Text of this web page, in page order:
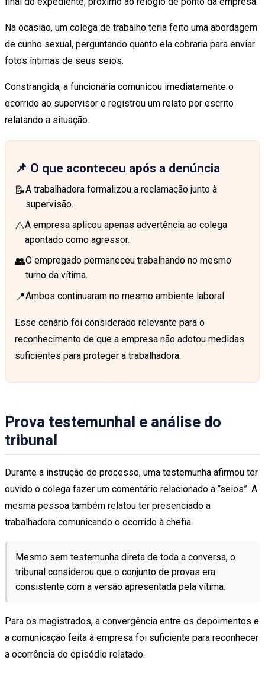
Na ocasião, um colega de trabalho teria feito uma abordagem
de cunho sexual, perguntando quanto ela cobraria para enviar
fotos íntimas de seus seios.
Constrangida, a funcionária comunicou imediatamente o
ocorrido ao supervisor e registrou um relato por escrito
relatando a situação.
📌 O que aconteceu após a denúncia
📝A trabalhadora formalizou a reclamação junto à
supervisão.
⚠️A empresa aplicou apenas advertência ao colega
apontado como agressor.
👥O empregado permaneceu trabalhando no mesmo
turno da vítima.
📍Ambos continuaram no mesmo ambiente laboral.
Esse cenário foi considerado relevante para o
reconhecimento de que a empresa não adotou medidas
suficientes para proteger a trabalhadora.
Prova testemunhal e análise do
tribunal
Durante a instrução do processo, uma testemunha afirmou ter
ouvido o colega fazer um comentário relacionado a “seios”. A
mesma pessoa também relatou ter presenciado a
trabalhadora comunicando o ocorrido à chefia.
Mesmo sem testemunha direta de toda a conversa, o
tribunal considerou que o conjunto de provas era
consistente com a versão apresentada pela vítima.
Para os magistrados, a convergência entre os depoimentos e
a comunicação feita à empresa foi suficiente para reconhecer
a ocorrência do episódio relatado.